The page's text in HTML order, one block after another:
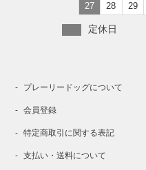
27
28 29
定休日
プレーリードッグについて
会員登録
特定商取引に関する表記
支払い・送料について